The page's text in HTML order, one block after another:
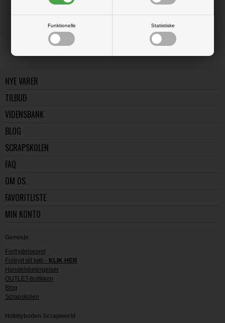
Funktionelle Statistiske
NYE VARER
TILBUD
VIDENSBANK
BLOG
SCRAPSKOLEN
FAQ
OM OS
FAVORITLISTE
MIN KONTO
Genveje
Fortrydelsesret
Fortryd dit køb - KLIK HER
Handelsbetingelser
OUTLET-butikken
Blog
Scrapskolen
Hobbyboden Scrapworld